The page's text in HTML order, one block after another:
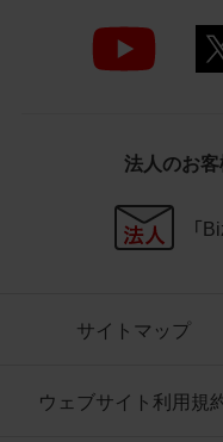
お客様は、商
等の一切の権
2.利用許諾
当社商品の販
合を除く）に
ます。当社か
データを利用
法人のお
「
サイトマップ
ウェブサイト利用規